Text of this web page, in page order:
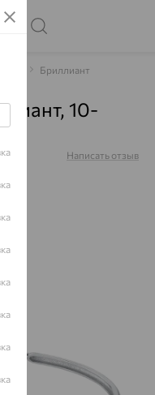
Бриллиант
10-
Написать отзыв